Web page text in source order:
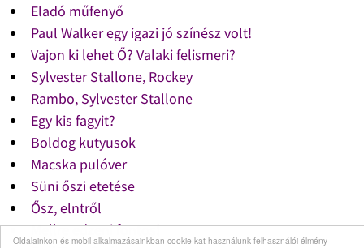
Oldalainkon és mobil alkalmazásainkban cookie-kat használunk felhasználói élmény
Eladó műfenyő
Paul Walker egy igazi jó színész volt!
Vajon ki lehet Ő? Valaki felismeri?
Sylvester Stallone, Rockey
Rambo, Sylvester Stallone
Egy kis fagyit?
Boldog kutyusok
Macska pulóver
Süni őszi etetése
Ősz, elntről
Mellre edzeni fontos!